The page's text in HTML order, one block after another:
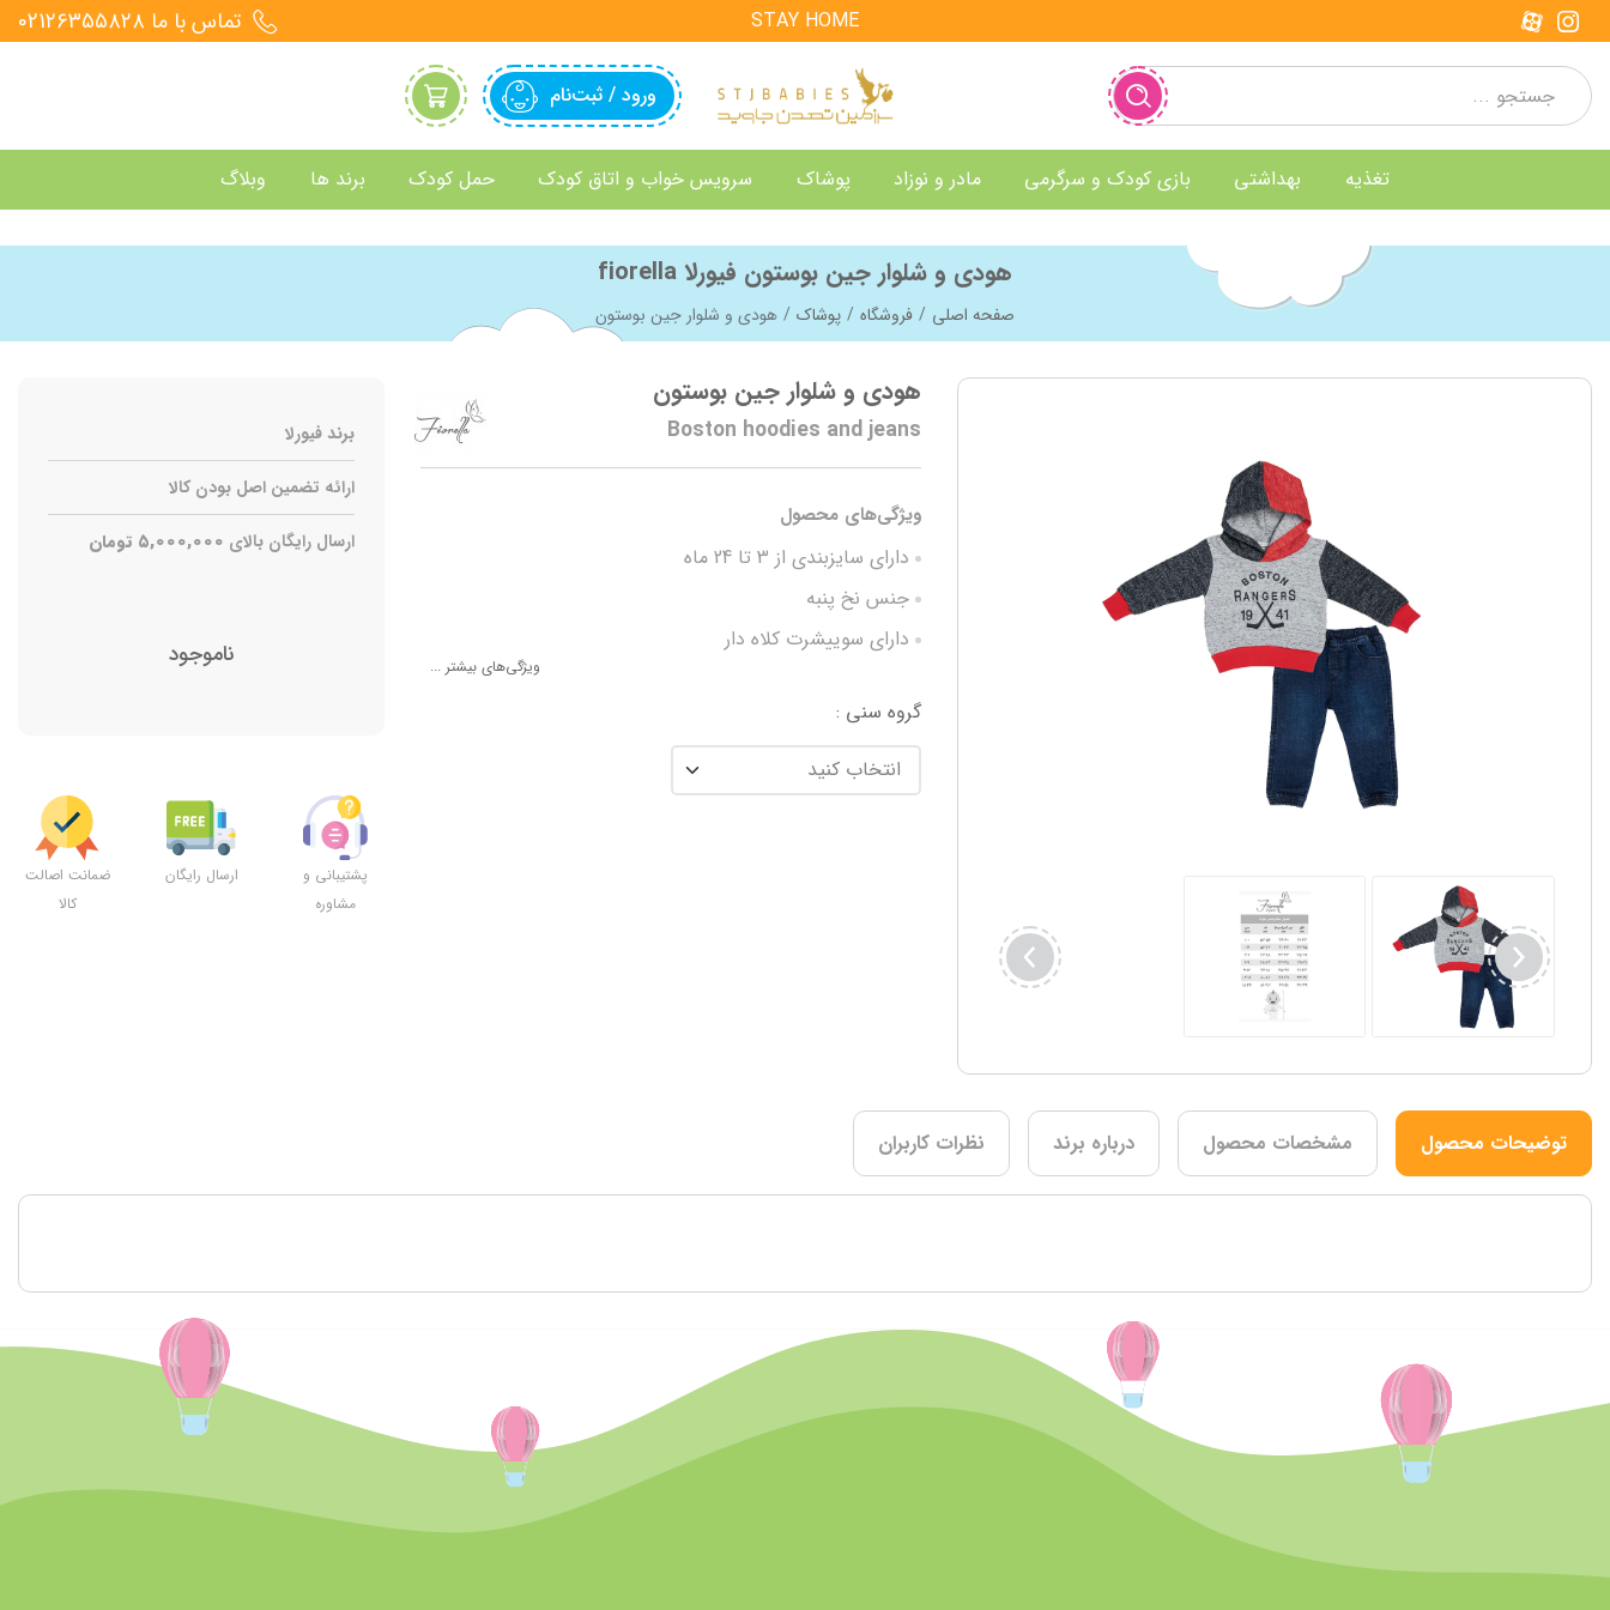
STAY HOME تماس با ما 021۲۶۳۵۵۸۲۸
ورود / ثبت‌نام
تغذیه بهداشتی بازی کودک و سرگرمی مادر و نوزاد پوشاک سرویس خواب و اتاق کودک حمل کودک برند ها وبلاگ
هودی و شلوار جین بوستون فیورلا fiorella
صفحه اصلی فروشگاه پوشاک هودی و شلوار جین بوستون
هودی و شلوار جین بوستون
Boston hoodies and jeans
ویژگی‌های محصول
دارای سایزبندی از 3 تا 24 ماه
جنس نخ پنبه
دارای سوییشرت کلاه دار
ویژگی‌های بیشتر ...
گروه سنی :
برند فیورلا
ارائه تضمین اصل بودن کالا
ارسال رایگان بالای ۵,۰۰۰,۰۰۰ تومان
ناموجود
پشتیبانی و
مشاوره
ارسال رایگان
ضمانت اصالت
کالا
توضیحات محصول مشخصات محصول درباره برند نظرات کاربران